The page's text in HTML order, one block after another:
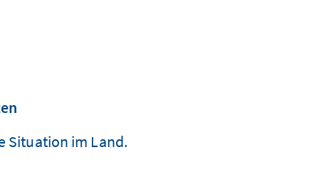
Situation im Land.